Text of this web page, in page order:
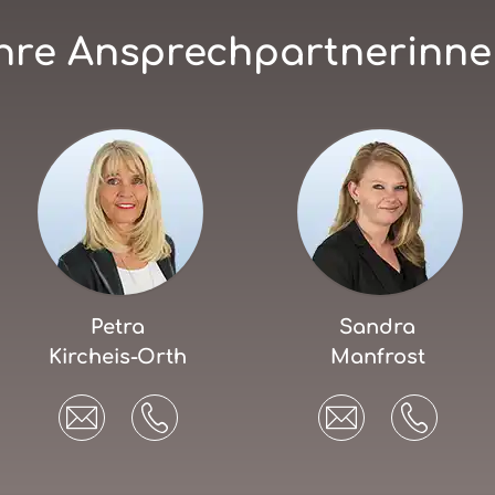
Petra
Kircheis-Orth
Sandra
Manfrost